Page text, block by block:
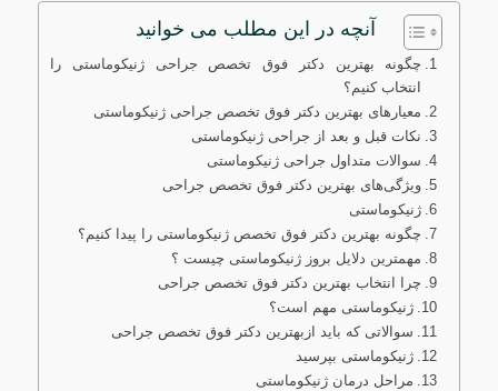
آنچه در این مطلب می خوانید
چگونه بهترین دکتر فوق تخصص جراحی ژنیکوماستی را
انتخاب کنیم؟
معیارهای بهترین دکتر فوق تخصص جراحی ژنیکوماستی
نکات قبل و بعد از جراحی ژنیکوماستی
سوالات متداول جراحی ژنیکوماستی
ویژگی‌های بهترین دکتر فوق تخصص جراحی
ژنیکوماستی
چگونه بهترین دکتر فوق تخصص ژنیکوماستی را پیدا کنیم؟
مهمترین دلایل بروز ژنیکوماستی چیست ؟
چرا انتخاب بهترین دکتر فوق تخصص جراحی
ژنیکوماستی مهم است؟
سوالاتی که باید ازبهترین دکتر فوق تخصص جراحی
ژنیکوماستی بپرسید
مراحل درمان ژنیکوماستی